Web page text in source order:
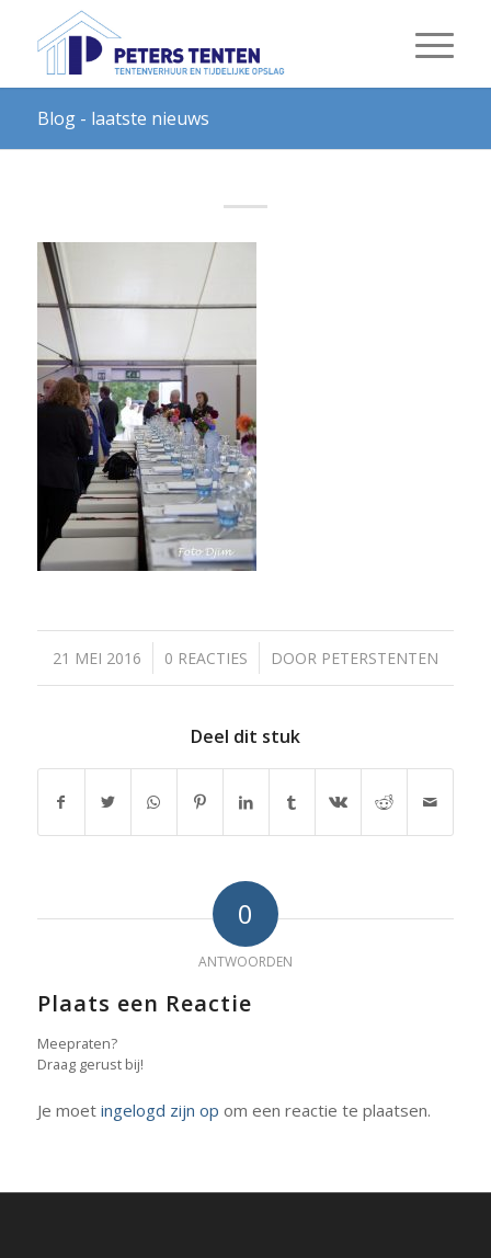
Blog - laatste nieuws
21 MEI 2016
/ 0 REACTIES
/ DOOR PETERSTENTEN
Deel dit stuk
0
ANTWOORDEN
Plaats een Reactie
Meepraten?
Draag gerust bij!
Je moet ingelogd zijn op om een reactie te plaatsen.